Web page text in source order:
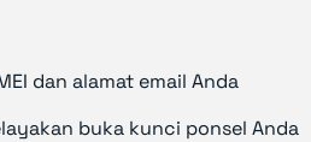
dan alamat email Anda
buka kunci ponsel Anda